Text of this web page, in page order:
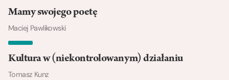
Mamy swojego poetę
Maciej Pawlikowski
Kultura w (niekontrolowanym) działaniu
Tomasz Kunz